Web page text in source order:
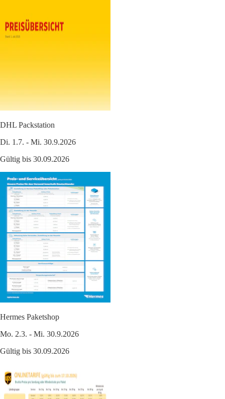
DHL Packstation
Di. 1.7. - Mi. 30.9.2026
Gültig bis 30.09.2026
Hermes Paketshop
Mo. 2.3. - Mi. 30.9.2026
Gültig bis 30.09.2026